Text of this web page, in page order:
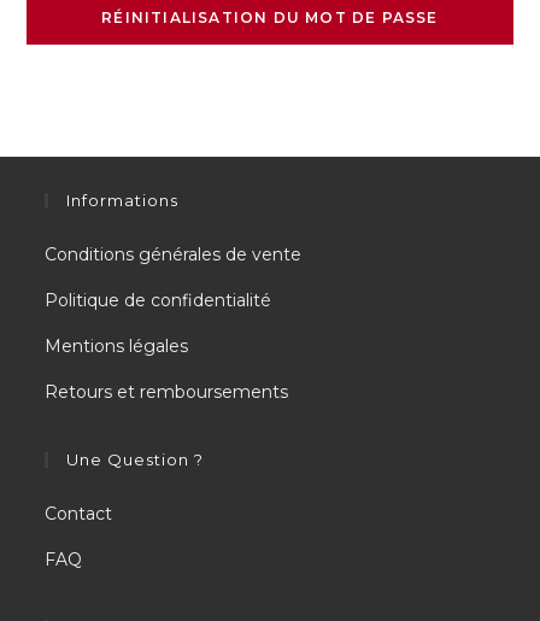
RÉINITIALISATION DU MOT DE PASSE
Informations
Conditions générales de vente
Politique de confidentialité
Mentions légales
Retours et remboursements
Une Question ?
Contact
FAQ